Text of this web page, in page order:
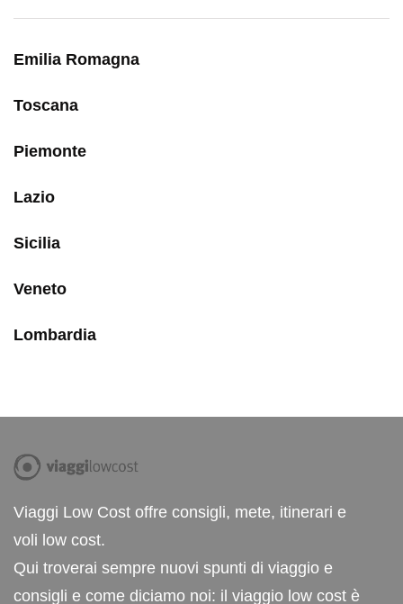
Emilia Romagna
Toscana
Piemonte
Lazio
Sicilia
Veneto
Lombardia
Viaggi Low Cost offre consigli, mete, itinerari e
voli low cost.
Qui troverai sempre nuovi spunti di viaggio e
consigli e come diciamo noi: il viaggio low cost è